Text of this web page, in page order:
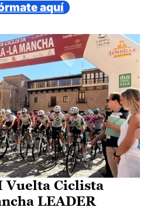
aquí
Vuelta Ciclista
LEADER